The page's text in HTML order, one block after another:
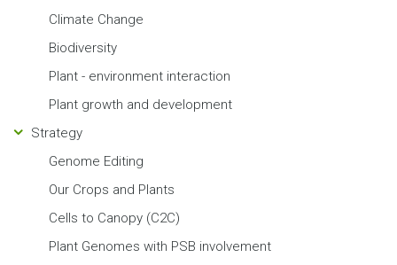
Climate Change
Biodiversity
Plant - environment interaction
Plant growth and development
Strategy
Genome Editing
Our Crops and Plants
Cells to Canopy (C2C)
Plant Genomes with PSB involvement